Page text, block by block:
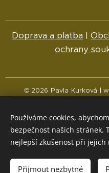
Doprava a platba |
ochrany
© 2026 Pavla Kurková |
CZK Kč
Používáme cookies,
bezpečnost našich stránek.
nejlepší zkušenost při jejich
Přijmout nezbytné